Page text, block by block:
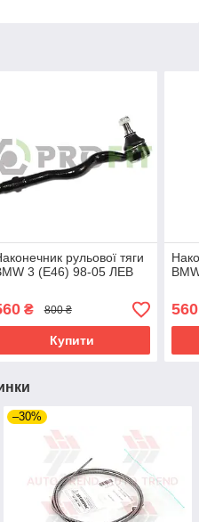
рульової тяги
3 (E46) 98-05 ЛЕВ
₴ 800 ₴
Купити
560
–30%